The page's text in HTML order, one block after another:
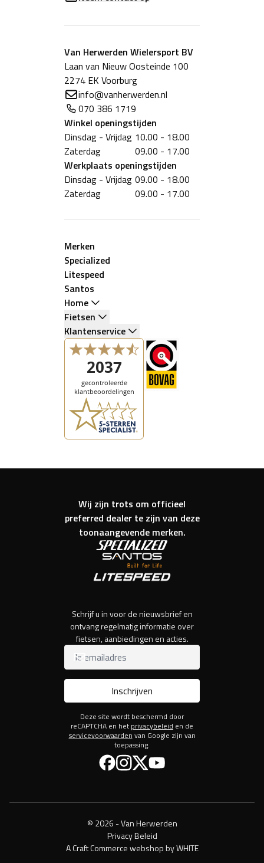
Van Herwerden Wielersport BV
Laan van Nieuw Oosteinde 100
2274 EK Voorburg
info@vanherwerden.nl
070 386 1719
Winkel openingstijden
Dinsdag - Vrijdag 10.00 - 18.00
Zaterdag
09.00 - 17.00
Werkplaats openingstijden
Dinsdag - Vrijdag 09.00 - 18.00
Zaterdag
09.00 - 17.00
Merken
Specialized
Litespeed
Santos
Home
Fietsen
Klantenservice
Wij zijn trots om officieel
preferred dealer te zijn van deze
toonaangevende merken.
Schrijf u in voor de nieuwsbrief en
ontvang regelmatig informatie over
fietsen, aanbiedingen en acties.
Inschrijven
Deze site wordt beschermd door
reCAPTCHA en het privacybeleid en de
servicevoorwaarden van Google zijn van
toepassing.
FacebookInstagram
TwitterYouTube
© 2026 - Van Herwerden
Privacy Beleid
A Craft Commerce webshop by WHITE